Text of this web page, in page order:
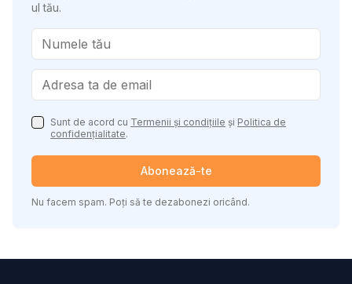
ul tău.
Sunt de acord cu Termenii și condițiile și Politica de
confidențialitate.
Abonează-te
Nu facem spam. Poți să te dezabonezi oricând.